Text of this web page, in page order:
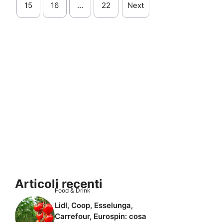
15 16 … 22 Next
Articoli recenti
Food & Drink
Lidl, Coop, Esselunga,
Carrefour, Eurospin: cosa